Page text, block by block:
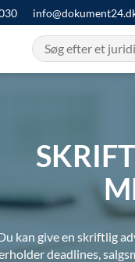
kan give en skriftlig
deadlines,